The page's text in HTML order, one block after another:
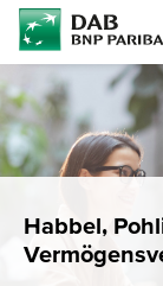
Habbel,